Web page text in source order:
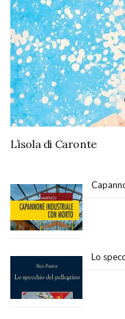
L’isola di Caronte
Lo